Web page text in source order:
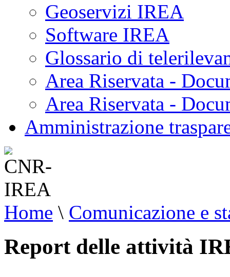
Geoservizi IREA
Software IREA
Glossario di
Area Riservata -
Area Riservata -
Amministrazione
Home \ Comunicazione e
Report delle attività